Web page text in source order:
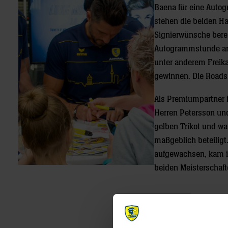
Baena für eine
stehen die beiden
Signierwünsche
Autogrammstunde
unter anderem
gewinnen. Die
Als Premiumpartner
Herren Petersson
gelben Trikot und
maßgeblich
aufgewachsen, kam
beiden